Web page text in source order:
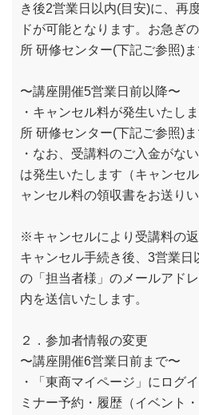
き後2営業日以内(目安)に、再
ドが可能となります。お急ぎ
所 研修センター(下記ご参照)ま
〜講座開催5営業日前以降〜
・キャンセル料が発生いたし
所 研修センター(下記ご参照)ま
・なお、受講料のご入金がな
は発生いたします（キャンセ
ャンセル料の領収書をお送りい
※キャンセルにより受講料の
キャンセル手続き後、3営業日
の「担当者様」のメールアド
内を送信いたします。
２．参加者情報の変更
〜講座開催6営業日前まで〜
・「東商マイページ」にログ
ミナー予約・履歴（イベント